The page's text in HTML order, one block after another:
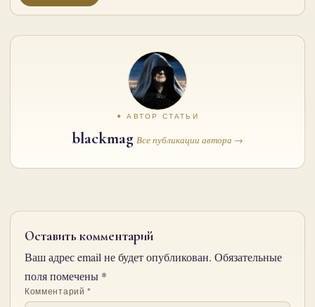
✦ АВТОР СТАТЬИ
blackmag Все публикации автора →
Оставить комментарий
Ваш адрес email не будет опубликован. Обязательные
поля помечены *
Комментарий*